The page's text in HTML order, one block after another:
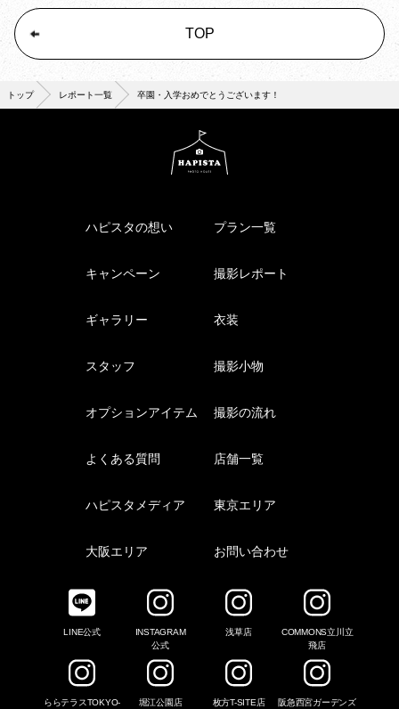
TOP
トップ レポート一覧 卒園・入学おめでとうございます！
ハピスタの想い プラン一覧
キャンペーン 撮影レポート
ギャラリー 衣装
スタッフ 撮影小物
オプションアイテム 撮影の流れ
よくある質問 店舗一覧
ハピスタメディア 東京エリア
大阪エリア お問い合わせ
LINE公式
INSTAGRAM
公式
浅草店
COMMONS立川立
飛店
ららテラスTOKYO-
堀江公園店 枚方T-SITE店
阪急西宮ガーデンズ